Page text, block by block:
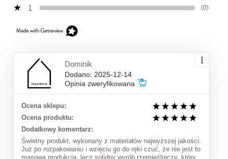
1 (0)
Dominik
Dodano: 2025-12-14
Opinia zweryfikowana
Ocena sklepu:
Ocena produktu:
Dodatkowy komentarz:
Świetny produkt, wykonany z materiałów najwyższej jakości.
Już po rozpakowaniu i wzięciu go do ręki czuć, że nie jest to
masowa produkcja, lecz solidny wyrób rzemieślniczy, który